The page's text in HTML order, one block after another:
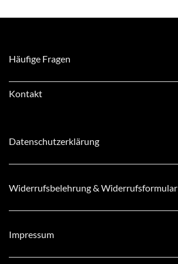
Häufige Fragen
Kontakt
Datenschutzerklärung
Widerrufsbelehrung & Widerrufsformular
Impressum